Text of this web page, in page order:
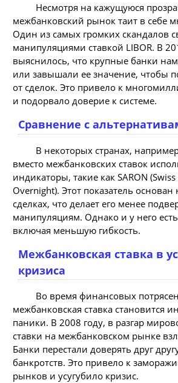
Несмотря на кажущуюся
межбанковский рынок таит в себе
Один из самых громких скандалов
манипуляциями ставкой LIBOR. В
выяснилось, что крупные банки
или завышали ее значение, чтобы
от сделок. Это привело к
и подорвало доверие к системе.
Сравнение с
В некоторых странах,
вместо межбанковских ставок
индикаторы, такие как SARON
Overnight). Этот показатель
сделках, что делает его менее
манипуляциям. Однако и у него
включая меньшую гибкость.
Межбанковская ставка в
кризиса
Во время финансовых
межбанковская ставка становится
паники. В 2008 году, в разгар
ставки на межбанковском рынке
Банки перестали доверять друг
банкротств. Это привело к
рынков и усугубило кризис.